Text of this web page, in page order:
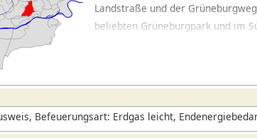
Landstraße und der
beliebten Grüneburgpark und im
Wege sorgen zwei U-Bahn-Linien,
möchte.
Befeuerungsart: Erdgas leicht,